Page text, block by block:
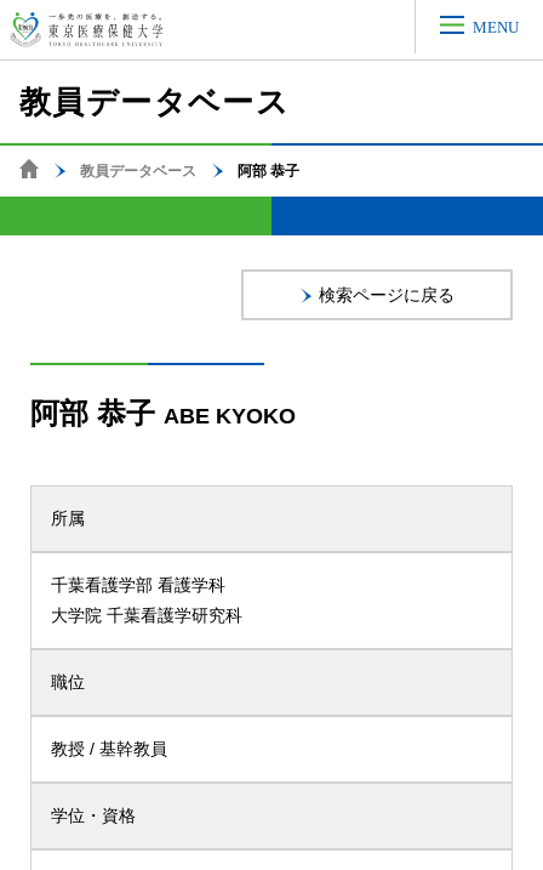
MENU
教員データベース
ホーム
教員データベース 阿部 恭子
検索ページに戻る
阿部 恭子 ABE KYOKO
所属
千葉看護学部 看護学科
大学院 千葉看護学研究科
職位
教授 / 基幹教員
学位・資格